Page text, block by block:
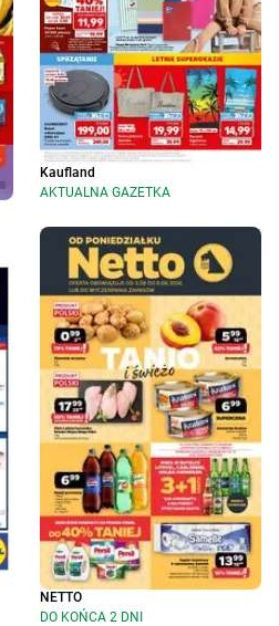
Kaufland
AKTUALNA GAZETKA
NETTO
DO KOŃCA 2 DNI